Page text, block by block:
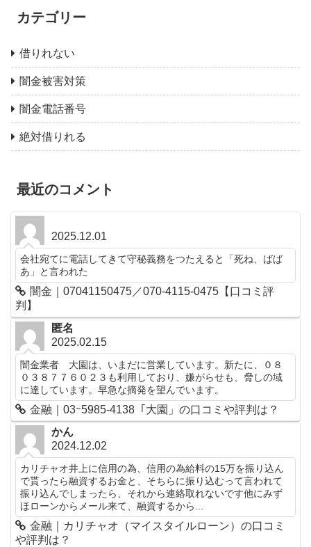
カテゴリー
借りれない
闇金被害対策
闇金電話番号
絶対借りれる
最近のコメント
2025.12.01
会社宛てに電話してきて守秘義務をつたえると「死ね、ばば
あ」と言われた
闇金｜07041150475／070-4115-0475【口コミ評
判】
匿名
2025.02.15
闇金業者 大園は、いまだに営業しています。新たに、０８
０３８７７６０２３も利用しており、嫌がらせも、脅しの域
に達しています。早急な摘発を望んでいます。
金融｜03ｰ5985-4138「大園」の口コミや評判は？
かん
2024.12.02
カリチャオ井上に信用の為、信用の為給料の15万を振り込ん
で貰ったら融資するお金と、そちらに振り込むって言われて
振り込んでしまったら、それから連絡取れないです他にみず
ほローンからメール来て、融資するから...
金融｜カリチャオ（マイスタイルローン）の口コミ
や評判は？